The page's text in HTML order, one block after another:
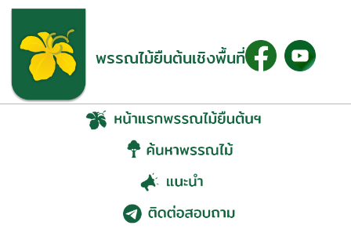
พรรณไม้ยืนต้นเชิงพื้นที่
ตับเต่าต้น (Diospyros